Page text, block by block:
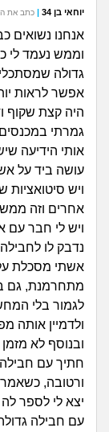
יוחאי בן 34 | כתב את השאלה ב-
וממש נעמד לי
גדולה
אפשר לראות
היה קצת שקוף
גמרתי
אותי הידיעה
עושה ביד על
ויש
אחרים וזה
ויש לי חבר עם
נדבק לו
אשתי מסכלת
מתחרמנת, גם
לגמור בלי
ולדמיין אותה
ובנוסף לא
חתיך עם
ורטובה,
יצא לי לספר
עם חבילה